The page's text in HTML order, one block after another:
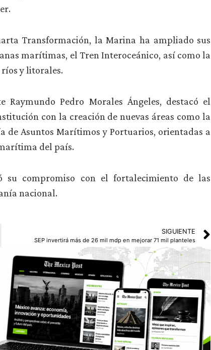
Transformación, la Marina ha ampliado sus
marítimas, el Tren Interoceánico, así como la
ríos y litorales.
Pedro Morales Ángeles, destacó el
con la creación de nuevas áreas como la
de Asuntos Marítimos y Portuarios, orientadas a
del país.
su compromiso con el fortalecimiento de las
nacional.
SIGUIENTE
SEP invertirá más de 26 mil mdp en mejorar 71 mil planteles